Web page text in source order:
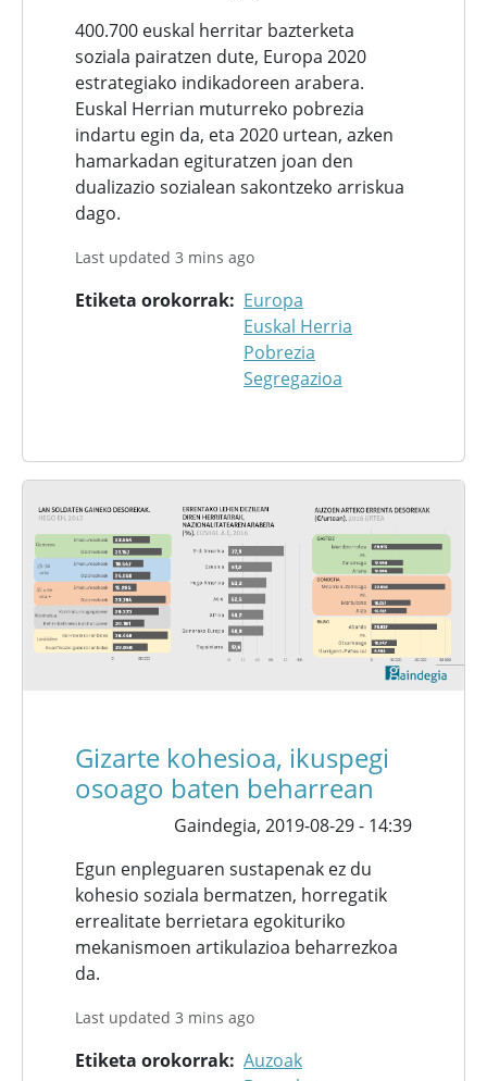
400.700 euskal herritar bazterketa
soziala pairatzen dute, Europa 2020
estrategiako indikadoreen arabera.
Euskal Herrian muturreko pobrezia
indartu egin da, eta 2020 urtean, azken
hamarkadan egituratzen joan den
dualizazio sozialean sakontzeko arriskua
dago.
Last updated 3 mins ago
Etiketa orokorrak
Europa
Euskal Herria
Pobrezia
Segregazioa
Gizarte kohesioa, ikuspegi
osoago baten beharrean
Gaindegia, 2019-08-29 - 14:39
Egun enpleguaren sustapenak ez du
kohesio soziala bermatzen, horregatik
errealitate berrietara egokituriko
mekanismoen artikulazioa beharrezkoa
da.
Last updated 3 mins ago
Etiketa orokorrak Auzoak